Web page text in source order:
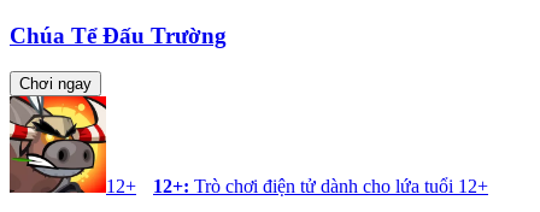
Chúa Tể Đấu Trường
Chơi ngay
12+ 12+: Trò chơi điện tử dành cho lứa tuổi 12+